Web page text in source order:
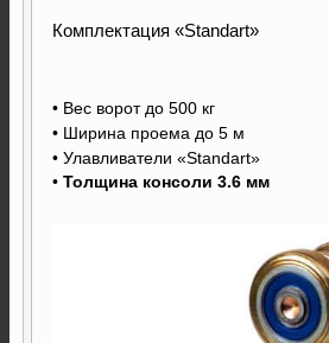
Комплектация «Standart»
• Вес ворот до 500 кг
• Ширина проема до 5 м
• Улавливатели «Standart»
• Толщина консоли 3.6 мм